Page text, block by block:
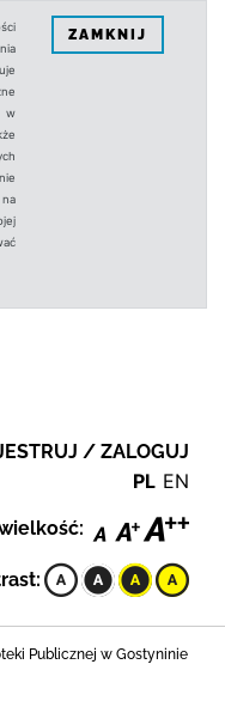
w
ZAMKNIJ
/ ZALOGUJ
PL EN
Publicznej w Gostyninie